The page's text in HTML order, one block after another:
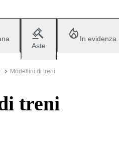
Aste
In evidenza
Modellini di treni
treni